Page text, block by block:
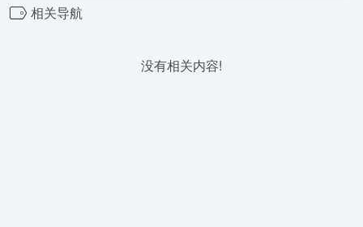
相关导航
没有相关内容!